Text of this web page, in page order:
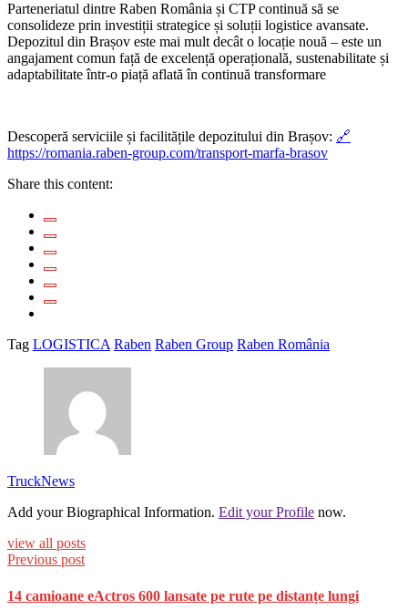
Parteneriatul dintre Raben România și CTP continuă să se
consolideze prin investiții strategice și soluții logistice avansate.
Depozitul din Brașov este mai mult decât o locație nouă – este un
angajament comun față de excelență operațională, sustenabilitate și
adaptabilitate într-o piață aflată în continuă transformare
Descoperă serviciile și facilitățile depozitului din Brașov: 🔗
https://romania.raben-group.com/transport-marfa-brasov
Share this content:
Tag LOGISTICA Raben Raben Group Raben România
TruckNews
Add your Biographical Information. Edit your Profile now.
view all posts
Previous post
14 camioane eActros 600 lansate pe rute pe distanțe lungi